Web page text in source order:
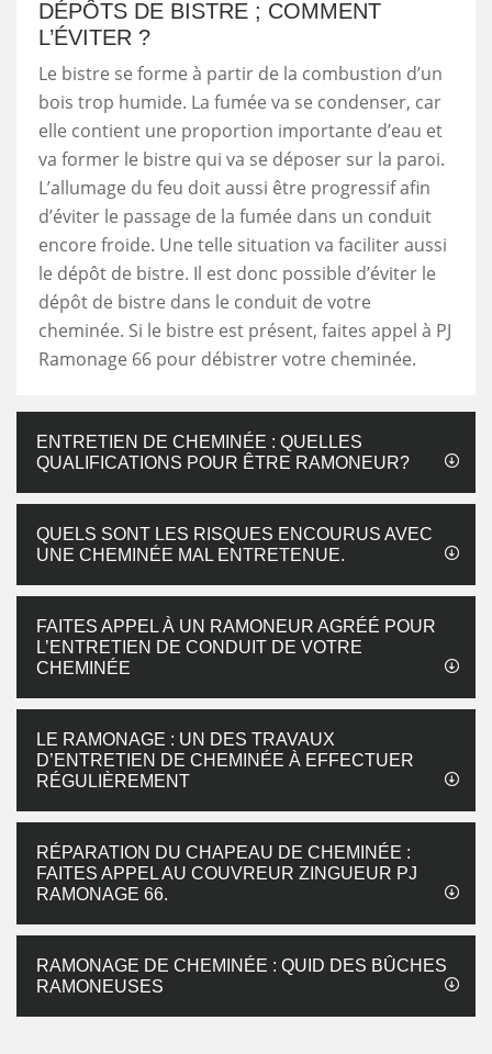
DÉPÔTS DE BISTRE ; COMMENT
L’ÉVITER ?
Le bistre se forme à partir de la combustion d’un
bois trop humide. La fumée va se condenser, car
elle contient une proportion importante d’eau et
va former le bistre qui va se déposer sur la paroi.
L’allumage du feu doit aussi être progressif afin
d’éviter le passage de la fumée dans un conduit
encore froide. Une telle situation va faciliter aussi
le dépôt de bistre. Il est donc possible d’éviter le
dépôt de bistre dans le conduit de votre
cheminée. Si le bistre est présent, faites appel à PJ
Ramonage 66 pour débistrer votre cheminée.
ENTRETIEN DE CHEMINÉE : QUELLES
QUALIFICATIONS POUR ÊTRE RAMONEUR?
QUELS SONT LES RISQUES ENCOURUS AVEC
UNE CHEMINÉE MAL ENTRETENUE.
FAITES APPEL À UN RAMONEUR AGRÉÉ POUR
L’ENTRETIEN DE CONDUIT DE VOTRE
CHEMINÉE
LE RAMONAGE : UN DES TRAVAUX
D’ENTRETIEN DE CHEMINÉE À EFFECTUER
RÉGULIÈREMENT
RÉPARATION DU CHAPEAU DE CHEMINÉE :
FAITES APPEL AU COUVREUR ZINGUEUR PJ
RAMONAGE 66.
RAMONAGE DE CHEMINÉE : QUID DES BÛCHES
RAMONEUSES